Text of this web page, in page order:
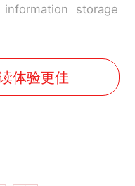
storage
体验更佳